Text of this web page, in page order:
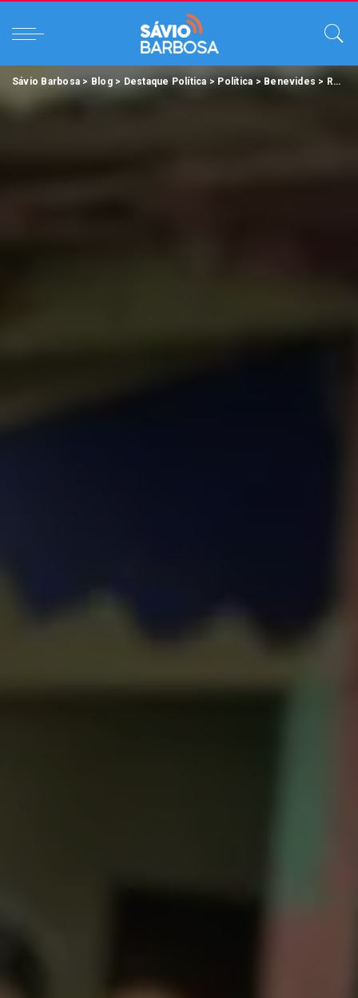
Sávio Barbosa > Blog> Destaque Política > Política > Benevides > Ronie Silva comemora o aniversário de 60 anos de Benevides nesta quarta-feira, 29.